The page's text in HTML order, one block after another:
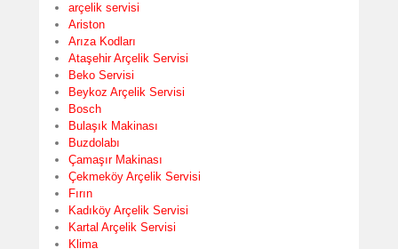
arçelik servisi
Ariston
Arıza Kodları
Ataşehir Arçelik Servisi
Beko Servisi
Beykoz Arçelik Servisi
Bosch
Bulaşık Makinası
Buzdolabı
Çamaşır Makinası
Çekmeköy Arçelik Servisi
Fırın
Kadıköy Arçelik Servisi
Kartal Arçelik Servisi
Klima